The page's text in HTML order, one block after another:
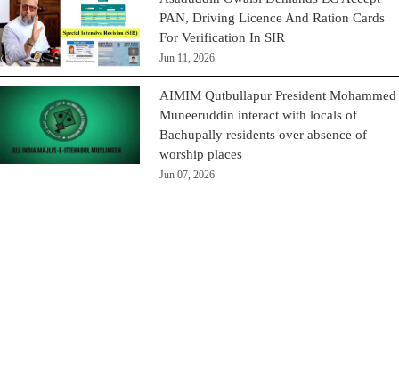
Asaduddin Owaisi Demands EC Accept
PAN, Driving Licence And Ration Cards
For Verification In SIR
Jun 11, 2026
AIMIM Qutbullapur President Mohammed
Muneeruddin interact with locals of
Bachupally residents over absence of
worship places